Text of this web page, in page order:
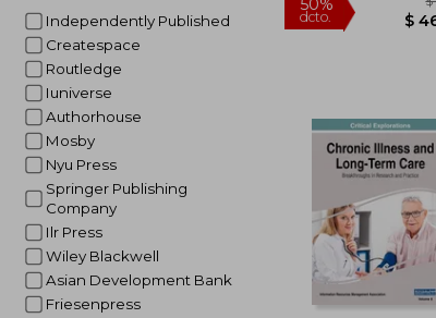
Independently Published
Createspace
Routledge
Iuniverse
Authorhouse
Mosby
Nyu Press
Springer Publishing
Company
Ilr Press
Wiley Blackwell
Asian Development Bank
Friesenpress
50%
dcto.